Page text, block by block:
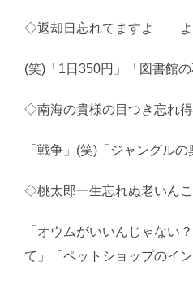
◇返却日忘れてますよ よ
(笑)「1日350円」「図書館の
◇南海の貴様の目つき忘れ
「戦争」(笑)「ジャングルの
◇桃太郎一生忘れぬ老い
「オウムがいいんじゃない
て」「ペットショップのイ